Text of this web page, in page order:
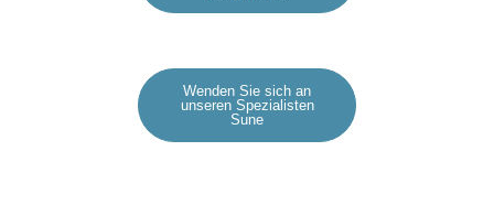
Wenden Sie sich an
unseren Spezialisten
Sune